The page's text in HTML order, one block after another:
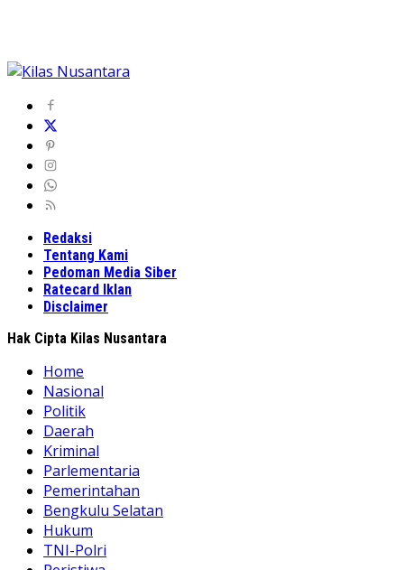
Redaksi
Tentang Kami
Pedoman Media Siber
Ratecard Iklan
Disclaimer
Hak Cipta Kilas Nusantara
Home
Nasional
Politik
Daerah
Kriminal
Parlementaria
Pemerintahan
Bengkulu Selatan
Hukum
TNI-Polri